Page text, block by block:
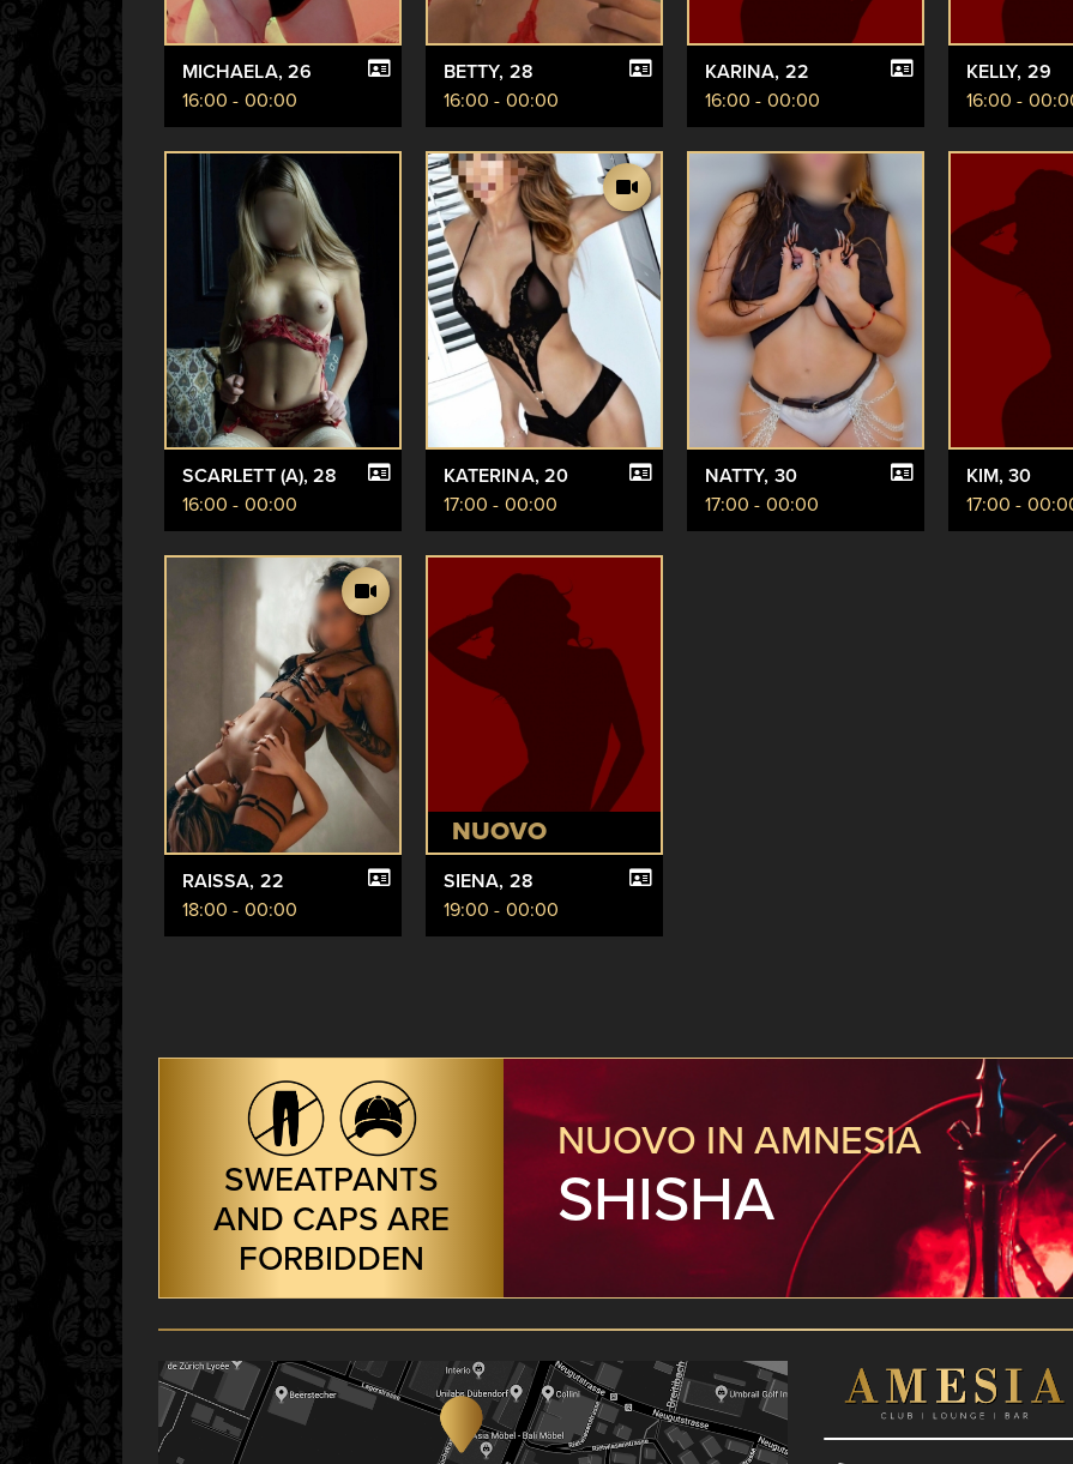
MICHAELA, 26
16:00 - 00:00
BETTY, 28
16:00 - 00:00
KARINA, 22
16:00 - 00:00
KELLY, 29
16:00 -
SCARLETT (A), 28
16:00 - 00:00
KATERINA, 20
17:00 - 00:00
NATTY, 30
17:00 - 00:00
KIM, 30
17:00 -
RAISSA, 22
18:00 - 00:00
NUOVO
SIENA, 28
19:00 - 00:00
SWEATPANTS
AND CAPS ARE
FORBIDDEN
NUOVO IN AMNESIA
SHISHA